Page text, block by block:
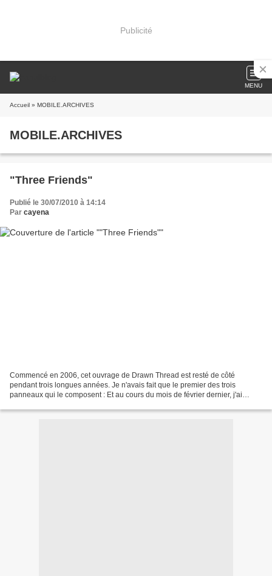
Publicité
MENU
Accueil » MOBILE.ARCHIVES
MOBILE.ARCHIVES
"Three Friends"
Publié le 30/07/2010 à 14:14
Par cayena
Commencé en 2006, cet ouvrage de Drawn Thread est resté de côté
pendant trois longues années. Je n'avais fait que le premier des trois
panneaux qui le composent : Et au cours du mois de février dernier, j'ai